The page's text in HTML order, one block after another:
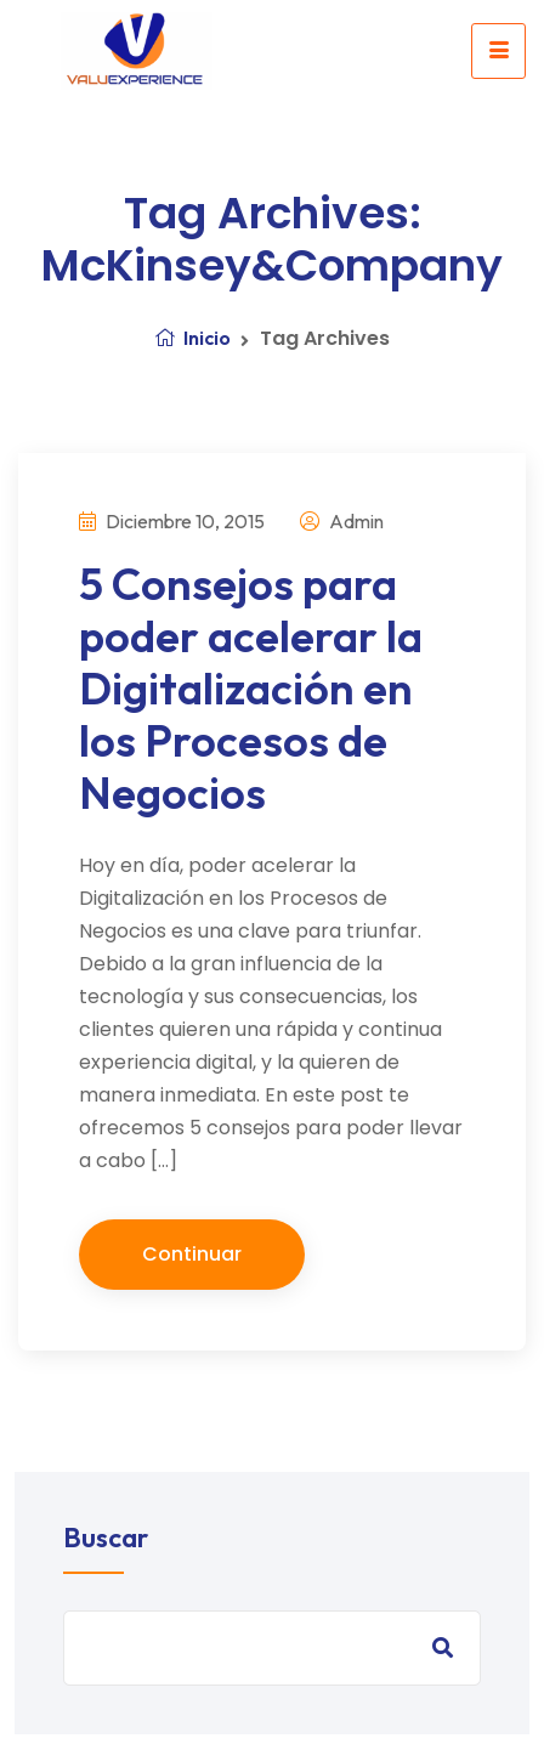
Tag Archives:
McKinsey&Company
Inicio Tag Archives
Diciembre 10, 2015 Admin
5 Consejos para
poder acelerar la
Digitalización en
los Procesos de
Negocios
Hoy en día, poder acelerar la
Digitalización en los Procesos de
Negocios es una clave para triunfar.
Debido a la gran influencia de la
tecnología y sus consecuencias, los
clientes quieren una rápida y continua
experiencia digital, y la quieren de
manera inmediata. En este post te
ofrecemos 5 consejos para poder llevar
a cabo […]
Continuar
Buscar